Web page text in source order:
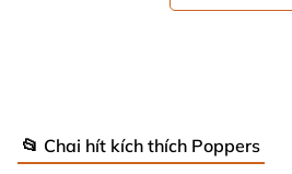
📂 Chai hít kích thích Poppers